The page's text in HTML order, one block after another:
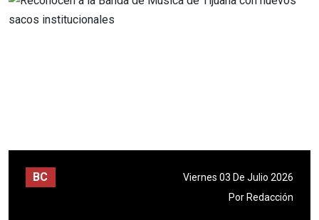
BC
Viernes 03 De Julio 2026
Por Redacción